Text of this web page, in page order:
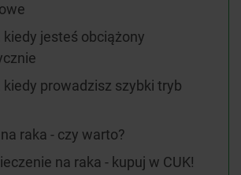
kiedy jesteś obciążony
kiedy prowadzisz szybki tryb
raka - czy warto?
na raka - kupuj w CUK!